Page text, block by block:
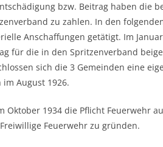
bzw. Beitrag haben die
zu zahlen. In den
Anschaffungen getätigt. Im
für die in den Spritzenverband
sich die 3 Gemeinden eine
im August 1926.
Oktober 1934 die Pflicht Feuerwehr
Feuerwehr zu gründen.